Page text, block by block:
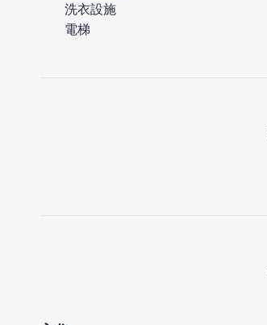
洗衣設施
電梯